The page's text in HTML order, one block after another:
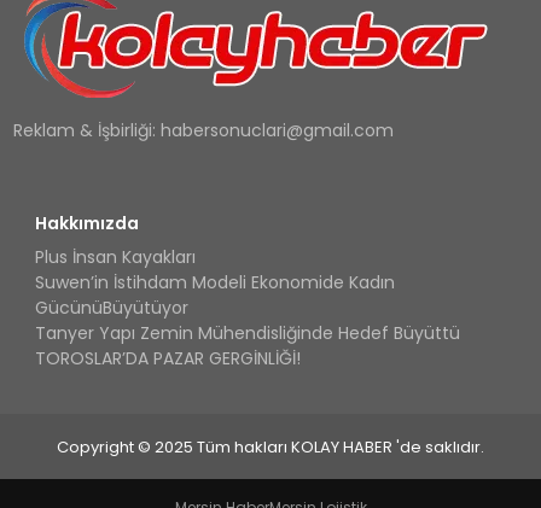
Reklam & İşbirliği: habersonuclari@gmail.com
Hakkımızda
Plus İnsan Kayakları
Suwen’in İstihdam Modeli Ekonomide Kadın
GücünüBüyütüyor
Tanyer Yapı Zemin Mühendisliğinde Hedef Büyüttü
TOROSLAR’DA PAZAR GERGİNLİĞİ!
Copyright © 2025 Tüm hakları KOLAY HABER 'de saklıdır.